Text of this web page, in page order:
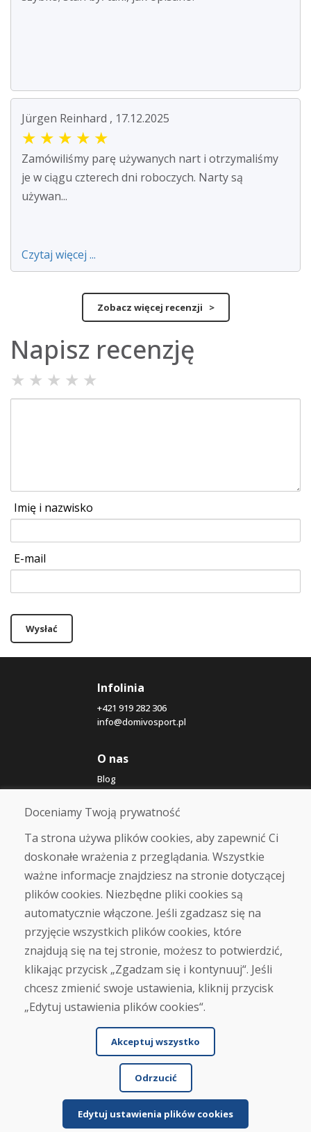
Jürgen Reinhard , 17.12.2025
★ ★ ★ ★ ★
Zamówiliśmy parę używanych nart i otrzymaliśmy
je w ciągu czterech dni roboczych. Narty są
używan...
Czytaj więcej ...
Zobacz więcej recenzji >
Napisz recenzję
★ ★ ★ ★ ★
Imię i nazwisko
E-mail
Wysłać
Infolinia
+421 919 282 306
info@domivosport.pl
O nas
Blog
O nas
Sklep
Kontakt
Zakup
Sklep internetowy
Warunki handlowe
Transport
Zapłata
Skarga
Zwrot i wymiana towaru
Ochrona danych osobowych
Cookies
© DOMIVOSPORT 2026, wszystkie prawa zastrzeżone
Doceniamy Twoją prywatność
Ta strona używa plików cookies, aby zapewnić Ci
doskonałe wrażenia z przeglądania. Wszystkie
ważne informacje znajdziesz na stronie dotyczącej
plików cookies. Niezbędne pliki cookies są
automatycznie włączone. Jeśli zgadzasz się na
przyjęcie wszystkich plików cookies, które
znajdują się na tej stronie, możesz to potwierdzić,
klikając przycisk „Zgadzam się i kontynuuj“. Jeśli
chcesz zmienić swoje ustawienia, kliknij przycisk
„Edytuj ustawienia plików cookies“.
Akceptuj wszystko
Odrzucić
Edytuj ustawienia plików cookies